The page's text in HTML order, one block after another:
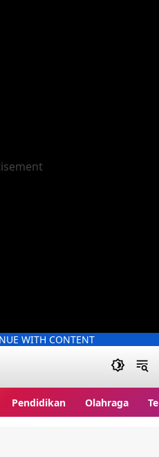
WITH CONTENT
Pendidikan Olahraga